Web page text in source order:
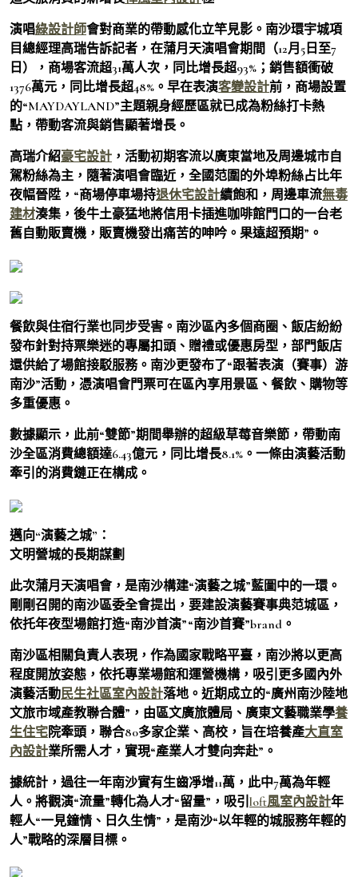
演唱綠設計師會對商業的帶動感化立竿見影。南沙環宇城項
目總經理高瑞告訴記者，在蒲月天演唱會期間（12月5日至7
日），商場客流超31萬人次，同比增長超93%；銷售額衝破
1376萬元，同比增長超48%。早在表演客變設計前，商場設置
的“MAYDAYLAND”主題親身經歷區就已成為粉絲打卡熱
點，帶動客流與銷售顯著增長。
高瑞介紹豪宅設計 ，活動初期客流以廣東當地及周邊城市自
駕粉絲為主，隨著演唱會臨近，全國范圍的外埠粉絲占比年
夜幅晉陞，“商場停車場持退休宅設計續飽和，周邊車流無毒
建材湊集，後牛土豪猛地將信用卡插進咖啡館門口的一台老
舊自動販賣機，販賣機發出痛苦的呻吟。果遠超預期”。
餐飲與住宿行業也同步受害。南沙區內多個商圈、飯店紛紛
發布針對持票樂迷的專屬扣頭、贈禮或優惠房型，部門飯店
還供給了場館接駁服務。南沙更發布了“跟著表演（賽事）游
南沙”活動，憑演唱會門票可在區內享用景區、餐飲、購物等
多重優惠。
數據顯示，此前“雙節”期間舉辦的超級草莓音樂節，帶動南
沙全區消費總額達6.43億元，同比增長8.1%。一條由演藝活動
牽引的消費鏈正在構成。
邁向“演藝之城”：
文明營城的長期謀劃
此次蒲月天演唱會，是南沙構建“演藝之城”藍圖中的一環。
剛剛召開的南沙區委全會提出，要建設演藝賽事典范城區，
依托年夜型場館打造“南沙首演”“南沙首賽”brand。
南沙區相關負責人表現，作為國家戰略平臺，南沙將以更高
程度開放姿態，依托專業場館和運營機構，吸引更多國內外
演藝活動民生社區室內設計落地。近期成立的“廣州南沙陸地
文旅市域產教聯合體”，由區文廣旅體局、廣東文藝職業學養
生住宅院牽頭，聯合80多家企業、高校，旨在培養產大直室
內設計業所需人才，實現“產業人才雙向奔赴”。
據統計，過往一年南沙實有生齒凈增11萬，此中7萬為年輕
人。將觀演“流量”轉化為人才“留量”，吸引 loft風室內設計年
輕人“一見鐘情、日久生情”，是南沙“以年輕的城服務年輕的
人”戰略的深層目標。